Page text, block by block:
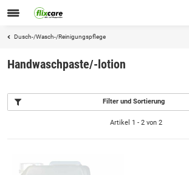
Dusch-/Wasch-/Reinigungspflege
Handwaschpaste/-lotion
Filter und Sortierung
Artikel 1 - 2 von 2